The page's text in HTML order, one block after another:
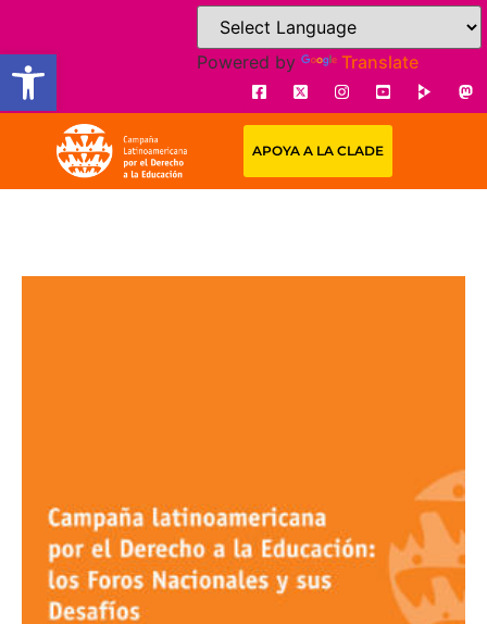
Open toolbarPowered by Translate
APOYA A LA CLADE